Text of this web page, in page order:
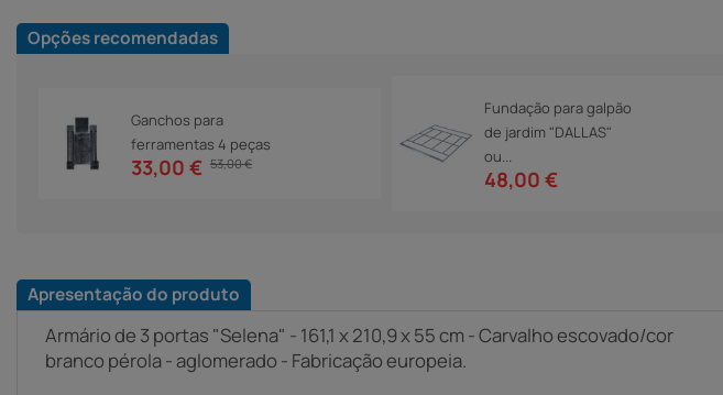
Opções recomendadas
Ganchos para
ferramentas 4 peças
33,00 € 53,00 €
Fundação para galpão
de jardim "DALLAS"
ou...
48,00 €
Apresentação do produto
Armário de 3 portas "Selena" - 161,1 x 210,9 x 55 cm - Carvalho escovado/cor
branco pérola - aglomerado - Fabricação europeia.